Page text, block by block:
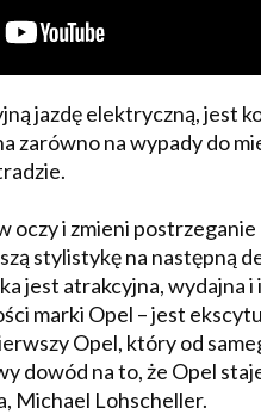
jazdę elektryczną, jest
zarówno na wypady do
oczy i zmieni
stylistykę na następną
jest atrakcyjna,
marki Opel – jest
Opel, który od
dowód na to, że Opel
Michael Lohscheller.